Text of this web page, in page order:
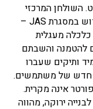
השולחן המרכזי
נוצר משתי דלתות ישנות שעברו תהליך חידוש במסגרת JAS –
כלכלה מעגלית
להטמנה והשבתם
ותיקים שעברו
חדש של משתמשים.
אינה מקרית.
המבנה, המחזיק בהסמכת LEED Platinum לבנייה ירוקה, מהווה